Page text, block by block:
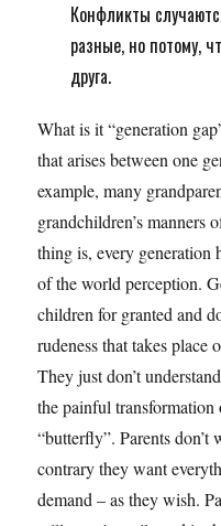
Конфликты
разные, но потому,
друга.
What is it “generation
that arises between one
example, many
grandchildren’s manners
thing is, every generation
of the world perception.
children for granted and
rudeness that takes place
They just don’t
the painful
“butterfly”. Parents
contrary they want
demand – as they wish.